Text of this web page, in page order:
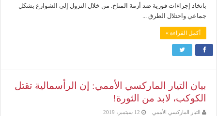
باتخاذ إجراءات فورية ضد أزمة المناخ. من خلال النزول إلى الشوارع بشكل
جماعي واحتلال الطرق ...
أكمل القراءة »
بيان التيار الماركسي الأممي: إن الرأسمالية تقتل
الكوكب، لابد من الثورة!
التيار الماركسي الأممي 12 سبتمبر، 2019